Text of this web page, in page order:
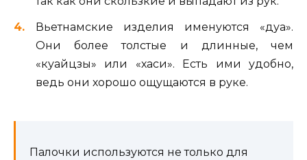
Вьетнамские изделия именуются «дуа».
Они более толстые и длинные, чем
«куайцзы» или «хаси». Есть ими удобно,
ведь они хорошо ощущаются в руке.
Палочки используются не только для